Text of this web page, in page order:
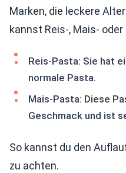
Marken, die leckere
kannst Reis-, Mais-
Reis-Pasta: Sie hat
normale Pasta.
Mais-Pasta: Diese
Geschmack und ist
So kannst du den
zu achten.